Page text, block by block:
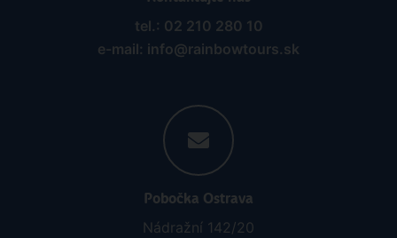
tel.: 02 210 280 10
e-mail: info@rainbowtours.sk
Pobočka Ostrava
Nádražní 142/20